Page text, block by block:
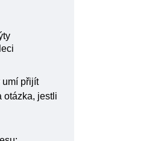
umí přijít
otázka, jestli